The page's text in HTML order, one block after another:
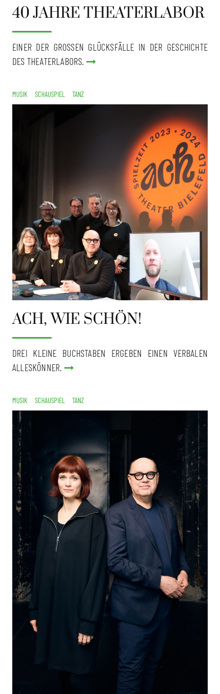
40 JAHRE THEATERLABOR
EINER DER GROSSEN GLÜCKSFÄLLE IN DER GESCHICHTE
DES THEATERLABORS.
MUSIK SCHAUSPIEL TANZ
ACH, WIE SCHÖN!
DREI KLEINE BUCHSTABEN ERGEBEN EINEN VERBALEN
ALLESKÖNNER.
MUSIK SCHAUSPIEL TANZ